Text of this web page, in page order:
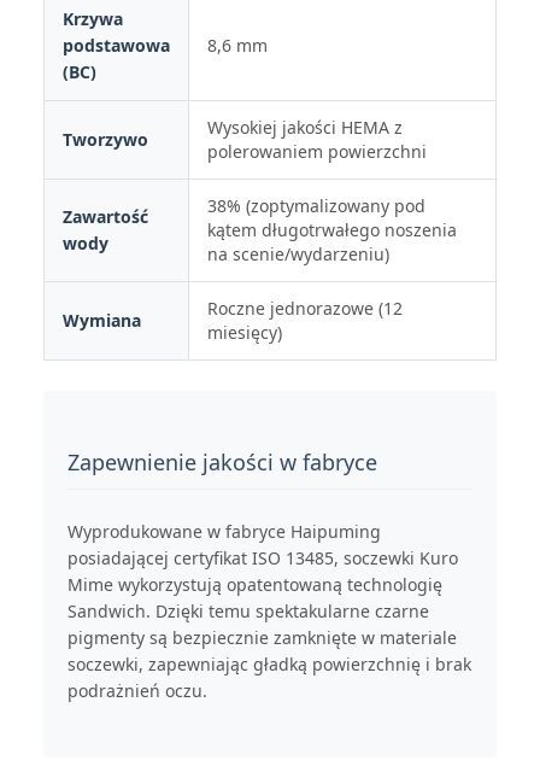
Krzywa
podstawowa
(BC)
8,6 mm
Tworzywo
Wysokiej jakości HEMA z
polerowaniem powierzchni
Zawartość
wody
38% (zoptymalizowany pod
kątem długotrwałego noszenia
na scenie/wydarzeniu)
Wymiana
Roczne jednorazowe (12
miesięcy)
Zapewnienie jakości w fabryce
Wyprodukowane w fabryce Haipuming
posiadającej certyfikat ISO 13485, soczewki Kuro
Mime wykorzystują opatentowaną technologię
Sandwich. Dzięki temu spektakularne czarne
pigmenty są bezpiecznie zamknięte w materiale
soczewki, zapewniając gładką powierzchnię i brak
podrażnień oczu.